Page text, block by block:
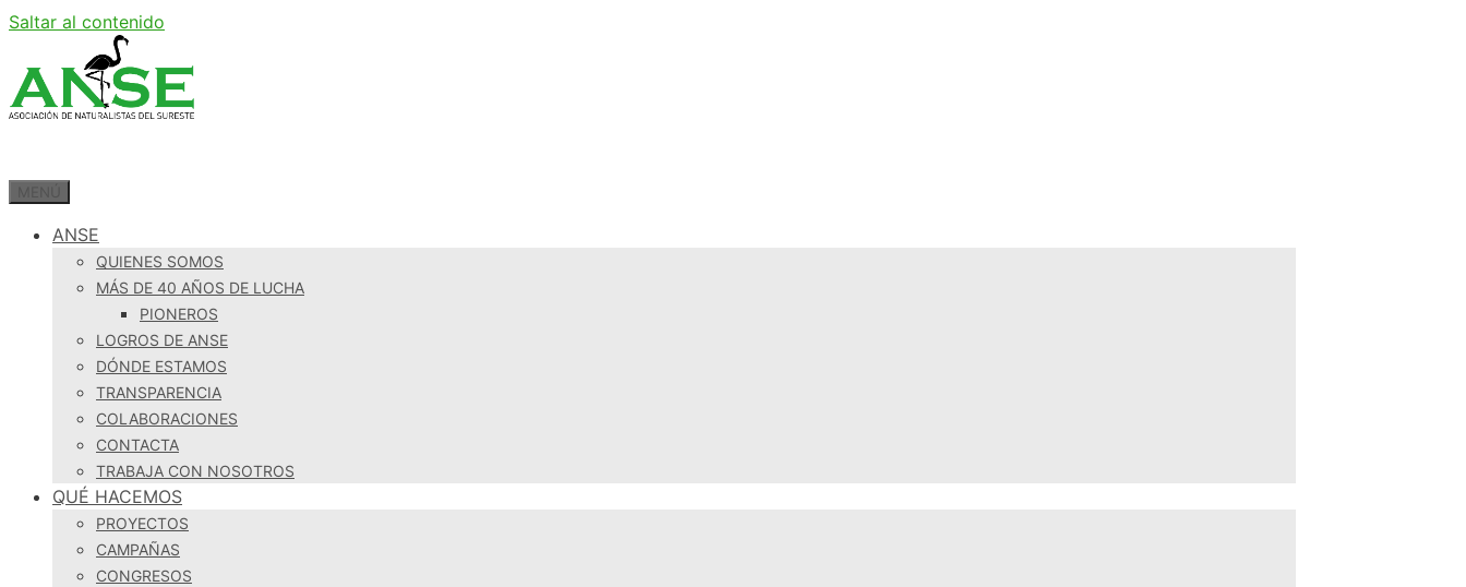
Saltar al contenido
ANSE
QUIENES SOMOS
MÁS DE 40 AÑOS DE LUCHA
PIONEROS
LOGROS DE ANSE
DÓNDE ESTAMOS
TRANSPARENCIA
COLABORACIONES
CONTACTA
TRABAJA CON NOSOTROS
QUÉ HACEMOS
PROYECTOS
CAMPAÑAS
CONGRESOS